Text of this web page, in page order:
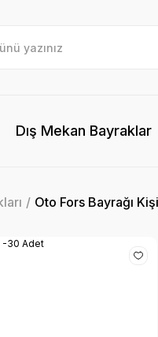
Dış Mekan Bayraklar
Oto Fors Bayrağı